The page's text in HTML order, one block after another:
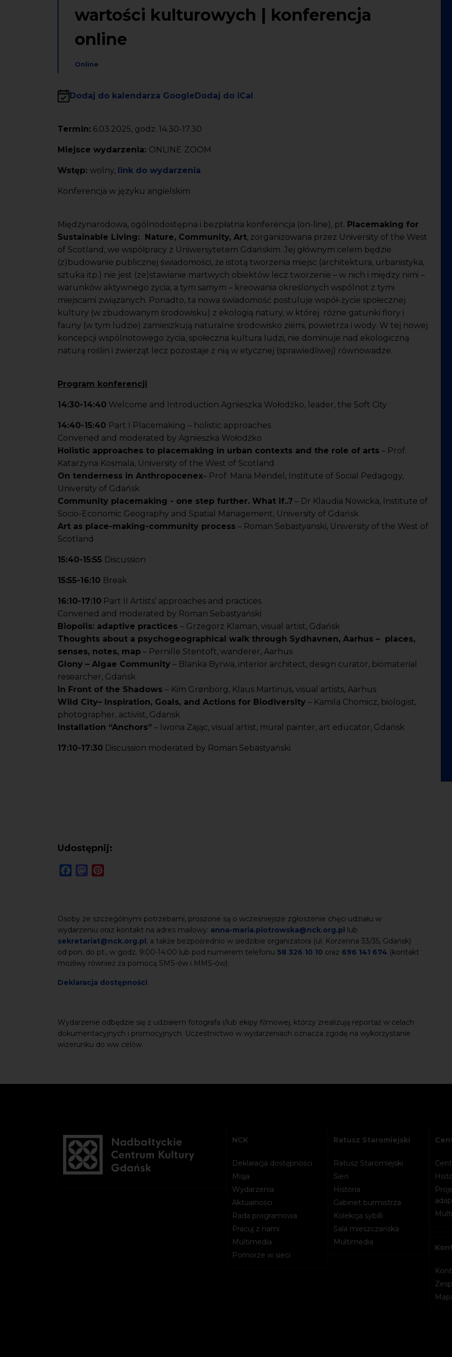
wartości kulturowych | konferencja
online
Online
Dodaj do kalendarza Google Dodaj do iCal
Termin: 6.03.2025, godz. 14.30-17.30
Miejsce wydarzenia: ONLINE ZOOM
Wstęp: wolny, link do wydarzenia
Konferencja w języku angielskim
Międzynarodowa, ogólnodostępna i bezpłatna konferencja (on-line), pt. Placemaking for
Sustainable Living: Nature, Community, Art, zorganizowana przez University of the West
of Scotland, we współpracy z Uniwersytetem Gdańskim. Jej głównym celem będzie
(z)budowanie publicznej świadomości, że istotą tworzenia miejsc (architektura, urbanistyka,
sztuka itp.) nie jest (ze)stawianie martwych obiektów lecz tworzenie – w nich i między nimi –
warunków aktywnego życia, a tym samym – kreowania określonych wspólnot z tymi
miejscami związanych. Ponadto, ta nowa świadomość postuluje współ-życie społecznej
kultury (w zbudowanym środowisku) z ekologią natury, w której różne gatunki flory i
fauny (w tym ludzie) zamieszkują naturalne środowisko ziemi, powietrza i wody. W tej nowej
koncepcji wspólnotowego życia, społeczna kultura ludzi, nie dominuje nad ekologiczną
naturą roślin i zwierząt lecz pozostaje z nią w etycznej (sprawiedliwej) równowadze.
Program konferencji
14:30-14:40 Welcome and Introduction Agnieszka Wołodźko, leader, the Soft City
14:40-15:40 Part I Placemaking – holistic approaches
Convened and moderated by Agnieszka Wołodźko
Holistic approaches to placemaking in urban contexts and the role of arts – Prof.
Katarzyna Kosmala, University of the West of Scotland
On tenderness in Anthropocenex– Prof. Maria Mendel, Institute of Social Pedagogy,
University of Gdańsk
Community placemaking - one step further. What if..? – Dr Klaudia Nowicka, Institute of
Socio-Economic Geography and Spatial Management, University of Gdańsk
Art as place-making-community process – Roman Sebastyanski, University of the West of
Scotland
15:40-15:55 Discussion
15:55-16:10 Break
16:10-17:10 Part II Artists’ approaches and practices
Convened and moderated by Roman Sebastyański
Biopolis: adaptive practices – Grzegorz Klaman, visual artist, Gdańsk
Thoughts about a psychogeographical walk through Sydhavnen, Aarhus – places,
senses, notes, map – Pernille Stentoft, wanderer, Aarhus
Glony – Algae Community – Blanka Byrwa, interior architect, design curator, biomaterial
researcher, Gdańsk
In Front of the Shadows – Kim Grønborg, Klaus Martinus, visual artists, Aarhus
Wild City– Inspiration, Goals, and Actions for Biodiversity – Kamila Chomicz, biologist,
photographer, activist, Gdansk
Installation “Anchors” – Iwona Zając, visual artist, mural painter, art educator, Gdańsk
17:10-17:30 Discussion moderated by Roman Sebastyański
Udostępnij:
FacebookMastodon
Osoby ze szczególnymi potrzebami, proszone są o wcześniejsze zgłoszenie chęci udziału w
wydarzeniu oraz kontakt na adres mailowy: anna-maria.piotrowska@nck.org.pl lub
sekretariat@nck.org.pl, a także bezpośrednio w siedzibie organizatora (ul. Korzenna 33/35, Gdańsk)
od pon. do pt., w godz. 9:00-14:00 lub pod numerem telefonu 58 326 10 10 oraz 696 141 674 (kontakt
możliwy również za pomocą SMS-ów i MMS-ów).
Deklaracja dostępności
Wydarzenie odbędzie się z udziałem fotografa i/lub ekipy filmowej, którzy zrealizują reportaż w celach
dokumentacyjnych i promocyjnych. Uczestnictwo w wydarzeniach oznacza zgodę na wykorzystanie
wizerunku do ww celów.
NCK
Deklaracja dostępności
Misja
Wydarzenia
Aktualności
Rada programowa
Pracuj z nami
Multimedia
Pomorze w sieci
Ratusz Staromiejski
Ratusz Staromiejski
Sień
Historia
Gabinet burmistrza
Kolekcja sybilli
Sala mieszczańska
Multimedia